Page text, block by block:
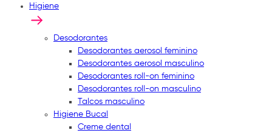
Higiene
Desodorantes
Desodorantes aerosol feminino
Desodorantes aerosol masculino
Desodorantes roll-on feminino
Desodorantes roll-on masculino
Talcos masculino
Higiene Bucal
Creme dental